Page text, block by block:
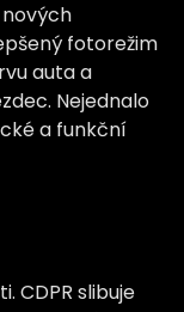
fotorežim
auta a
Nejednalo
a funkční
CDPR slibuje